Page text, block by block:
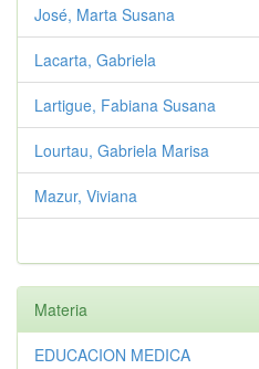
José, Marta Susana
Lacarta, Gabriela
Lartigue, Fabiana Susana
Lourtau, Gabriela Marisa
Mazur, Viviana
Materia
EDUCACION MEDICA